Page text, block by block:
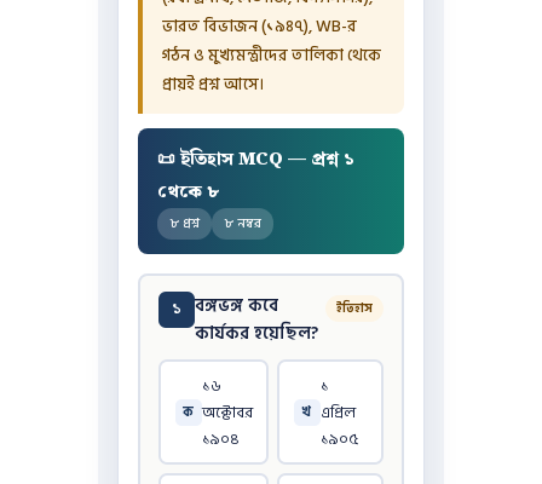
ভারত বিভাজন (১৯৪৭), WB-র
গঠন ও মুখ্যমন্ত্রীদের তালিকা থেকে
প্রায়ই প্রশ্ন আসে।
📜 ইতিহাস MCQ — প্রশ্ন ১
থেকে ৮
৮ প্রশ্ন ৮ নম্বর
১
বঙ্গভঙ্গ কবে
কার্যকর হয়েছিল?
ইতিহাস
ক
১৬
অক্টোবর
১৯০৪
খ
১
এপ্রিল
১৯০৫